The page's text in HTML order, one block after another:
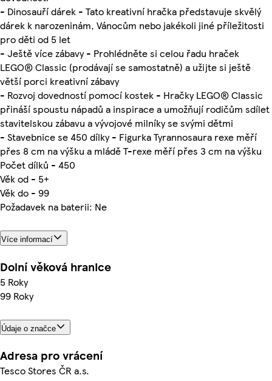
- Dinosauří dárek - Tato kreativní hračka představuje skvělý
dárek k narozeninám, Vánocům nebo jakékoli jiné příležitosti
pro děti od 5 let
- Ještě více zábavy - Prohlédněte si celou řadu hraček
LEGO® Classic (prodávají se samostatně) a užijte si ještě
větší porci kreativní zábavy
- Rozvoj dovedností pomocí kostek - Hračky LEGO® Classic
přináší spoustu nápadů a inspirace a umožňují rodičům sdílet
stavitelskou zábavu a vývojové milníky se svými dětmi
- Stavebnice se 450 dílky - Figurka Tyrannosaura rexe měří
přes 8 cm na výšku a mládě T-rexe měří přes 3 cm na výšku
Počet dílků - 450
Věk od - 5+
Věk do - 99
Požadavek na baterii: Ne
Více informací
Dolní věková hranice
5 Roky
99 Roky
Údaje o značce
Adresa pro vrácení
Tesco Stores ČR a.s.